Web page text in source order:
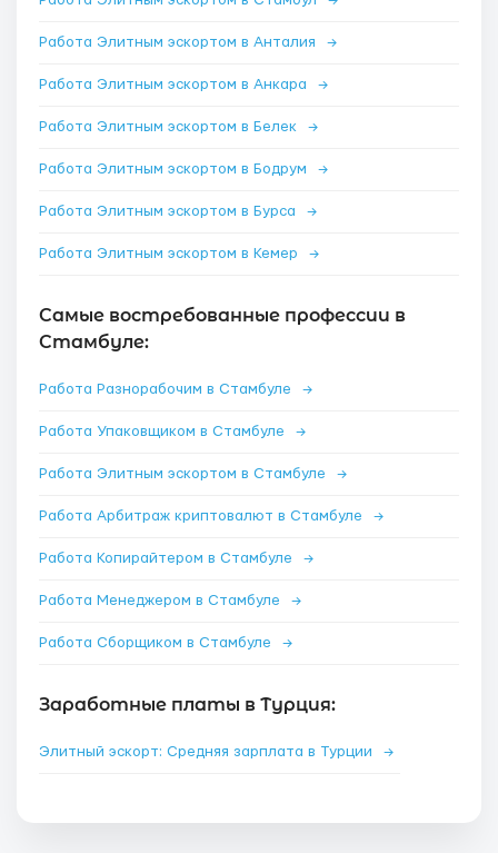
Работа Элитным эскортом в Анталия →
Работа Элитным эскортом в Анкара →
Работа Элитным эскортом в Белек →
Работа Элитным эскортом в Бодрум →
Работа Элитным эскортом в Бурса →
Работа Элитным эскортом в Кемер →
Самые востребованные профессии в
Стамбуле:
Работа Разнорабочим в Стамбуле →
Работа Упаковщиком в Стамбуле →
Работа Элитным эскортом в Стамбуле →
Работа Арбитраж криптовалют в Стамбуле →
Работа Копирайтером в Стамбуле →
Работа Менеджером в Стамбуле →
Работа Сборщиком в Стамбуле →
Заработные платы в Турция:
Элитный эскорт: Средняя зарплата в Турции →